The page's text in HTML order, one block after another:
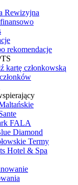
Rewizyjna
rekomendacje
kartę członkowską
FALA
Diamond
Termy
Hotel & Spa